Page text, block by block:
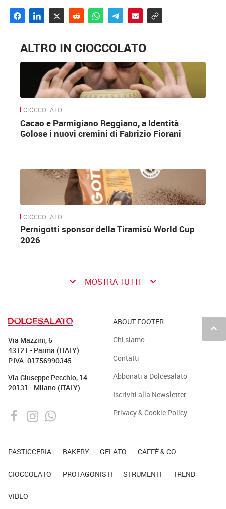
ALTRO IN CIOCCOLATO
CIOCCOLATO
Cacao e Parmigiano Reggiano, a Identità
Golose i nuovi cremini di Fabrizio Fiorani
CIOCCOLATO
Pernigotti sponsor della Tiramisù World Cup
2026
keyboard_arrow_down MOSTRA TUTTI keyboard_arrow_down
keyboard_arrow_up
Via Mazzini, 6
43121 - Parma (ITALY)
P.IVA: 01756990345
Via Giuseppe Pecchio, 14
20131 - Milano (ITALY)
ABOUT FOOTER
Chi siamo
Contatti
Abbonati a Dolcesalato
Iscriviti alla Newsletter
Privacy & Cookie Policy
PASTICCERIA BAKERY GELATO CAFFÈ & CO.
CIOCCOLATO PROTAGONISTI STRUMENTI TREND
VIDEO